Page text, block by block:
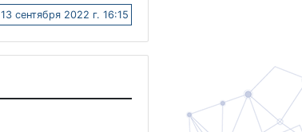
13 сентября 2022 г. 16:15